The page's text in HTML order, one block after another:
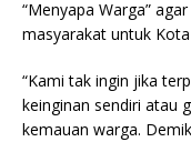
“Menyapa Warga”
masyarakat untuk
“Kami tak ingin jika
keinginan sendiri atau
kemauan warga.